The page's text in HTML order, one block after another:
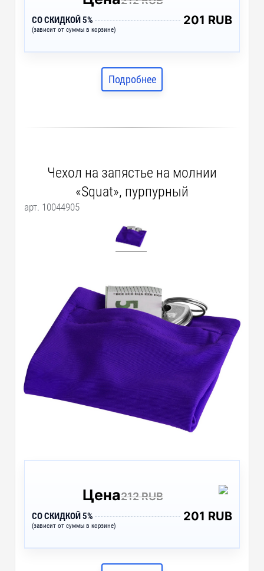
СО СКИДКОЙ 5%
(зависит от суммы в корзине)
201 RUB
Подробнее
Чехол на запястье на молнии
«Squat», пурпурный
арт. 10044905
Цена212 RUB
СО СКИДКОЙ 5%
(зависит от суммы в корзине)
201 RUB